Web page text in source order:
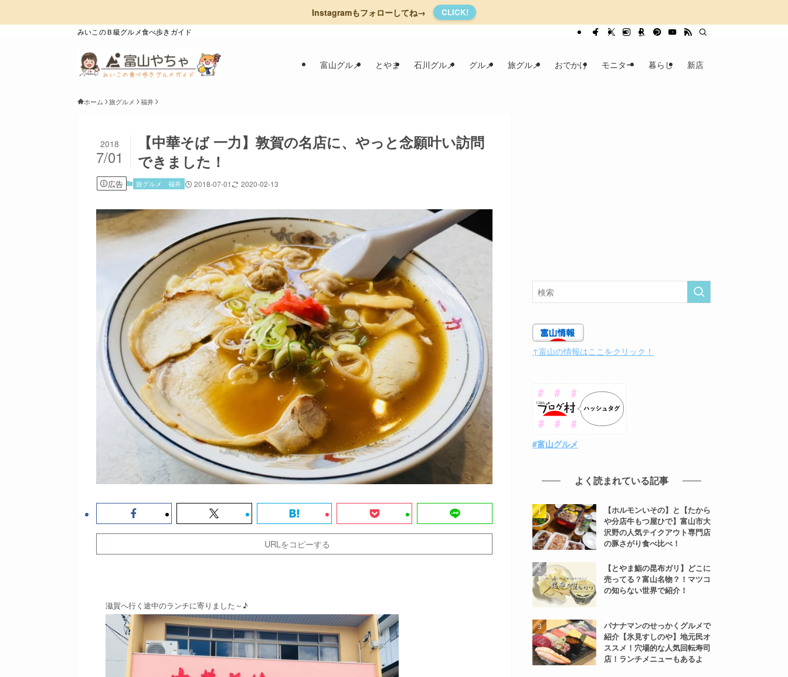
Instagramもフォローしてね→ CLICK!
みいこのＢ級グルメ食べ歩きガイド
富山グルメ とやま 石川グルメ グルメ 旅グルメ おでかけ モニター 暮らし 新店
ホーム 旅グルメ 福井
【中華そば 一力】敦賀の名店に、やっと念願叶い訪問
できました！
2018
7/01
広告 旅グルメ 福井 2018-07-01 2020-02-13
URLをコピーする
滋賀へ行く途中のランチに寄りました～♪
↑富山の情報はここをクリック！
#富山グルメ
よく読まれている記事
【ホルモンいその】と【たから
や分店牛もつ屋ひで】富山市大
沢野の人気テイクアウト専門店
の豚さがり食べ比べ！
【とやま鮨の昆布ガリ】どこに
売ってる？富山名物？！マツコ
の知らない世界で紹介！
バナナマンのせっかくグルメで
紹介【氷見すしのや】地元民オ
ススメ！穴場的な人気回転寿司
店！ランチメニューもあるよ